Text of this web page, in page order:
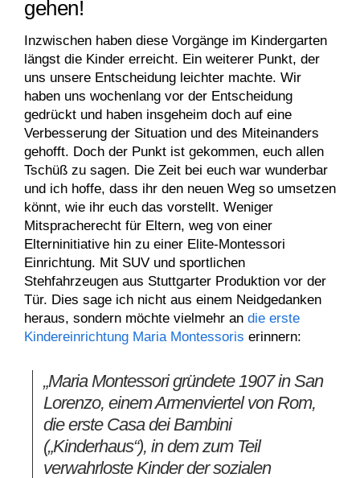
gehen!
Inzwischen haben diese Vorgänge im Kindergarten
längst die Kinder erreicht. Ein weiterer Punkt, der
uns unsere Entscheidung leichter machte. Wir
haben uns wochenlang vor der Entscheidung
gedrückt und haben insgeheim doch auf eine
Verbesserung der Situation und des Miteinanders
gehofft. Doch der Punkt ist gekommen, euch allen
Tschüß zu sagen. Die Zeit bei euch war wunderbar
und ich hoffe, dass ihr den neuen Weg so umsetzen
könnt, wie ihr euch das vorstellt. Weniger
Mitspracherecht für Eltern, weg von einer
Elterninitiative hin zu einer Elite-Montessori
Einrichtung. Mit SUV und sportlichen
Stehfahrzeugen aus Stuttgarter Produktion vor der
Tür. Dies sage ich nicht aus einem Neidgedanken
heraus, sondern möchte vielmehr an die erste
Kindereinrichtung Maria Montessoris erinnern:
„Maria Montessori gründete 1907 in San
Lorenzo, einem Armenviertel von Rom,
die erste Casa dei Bambini
(„Kinderhaus“), in dem zum Teil
verwahrloste Kinder der sozialen